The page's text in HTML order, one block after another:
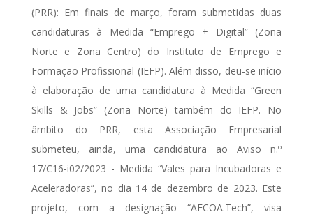
(PRR): Em finais de março, foram submetidas duas
candidaturas à Medida “Emprego + Digital” (Zona
Norte e Zona Centro) do Instituto de Emprego e
Formação Profissional (IEFP). Além disso, deu-se início
à elaboração de uma candidatura à Medida “Green
Skills & Jobs” (Zona Norte) também do IEFP. No
âmbito do PRR, esta Associação Empresarial
submeteu, ainda, uma candidatura ao Aviso n.º
17/C16-i02/2023 - Medida “Vales para Incubadoras e
Aceleradoras”, no dia 14 de dezembro de 2023. Este
projeto, com a designação “AECOA.Tech”, visa